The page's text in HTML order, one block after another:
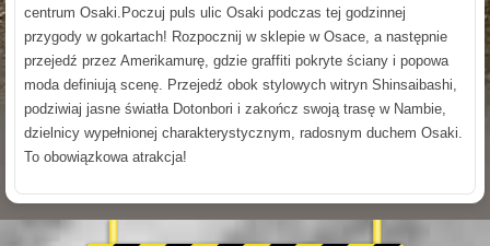
centrum Osaki.Poczuj puls ulic Osaki podczas tej godzinnej
przygody w gokartach! Rozpocznij w sklepie w Osace, a następnie
przejedź przez Amerikamurę, gdzie graffiti pokryte ściany i popowa
moda definiują scenę. Przejedź obok stylowych witryn Shinsaibashi,
podziwiaj jasne światła Dotonbori i zakończ swoją trasę w Nambie,
dzielnicy wypełnionej charakterystycznym, radosnym duchem Osaki.
To obowiązkowa atrakcja!